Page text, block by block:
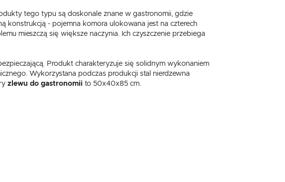
tego typu są doskonale znane w gastronomii, gdzie
konstrukcją - pojemna komora ulokowana jest na czterech
mieszczą się większe naczynia. Ich czyszczenie przebiega
Produkt charakteryzuje się solidnym wykonaniem
Wykorzystana podczas produkcji stal nierdzewna
zlewu do gastronomii to 50x40x85 cm.